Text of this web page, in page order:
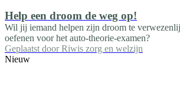
Help een droom de weg op!
Wil jij iemand helpen zijn droom te
oefenen voor het auto-theorie-examen?
Geplaatst door Riwis zorg en welzijn
Nieuw